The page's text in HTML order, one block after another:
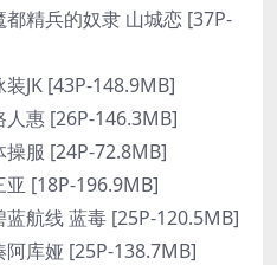
精兵的奴隶 山城恋 [37P-
JK [43P-148.9MB]
惠 [26P-146.3MB]
服 [24P-72.8MB]
[18P-196.9MB]
航线 蓝毒 [25P-120.5MB]
库娅 [25P-138.7MB]